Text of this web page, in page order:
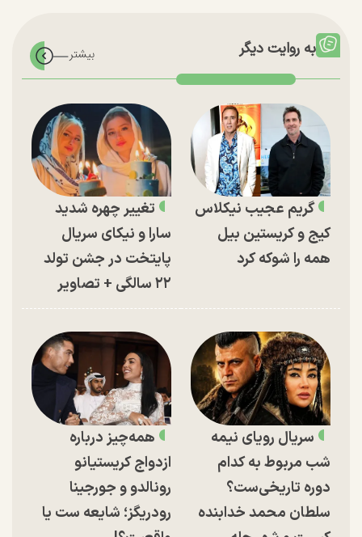
به روایت دیگر
گریم عجیب نیکلاس
کیج و کریستین بیل
همه را شوکه کرد
تغییر چهره شدید
سارا و نیکای سریال
پایتخت در جشن تولد
۲۲ سالگی + تصاویر
سریال رویای نیمه
شب مربوط به کدام
دوره تاریخی‌ست؟
سلطان محمد خدابنده
همه‌چیز درباره
ازدواج کریستیانو
رونالدو و جورجینا
رودریگز؛ شایعه ست یا